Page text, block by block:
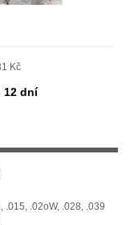
Kč
12 dní
.015, .02oW, .028, .039